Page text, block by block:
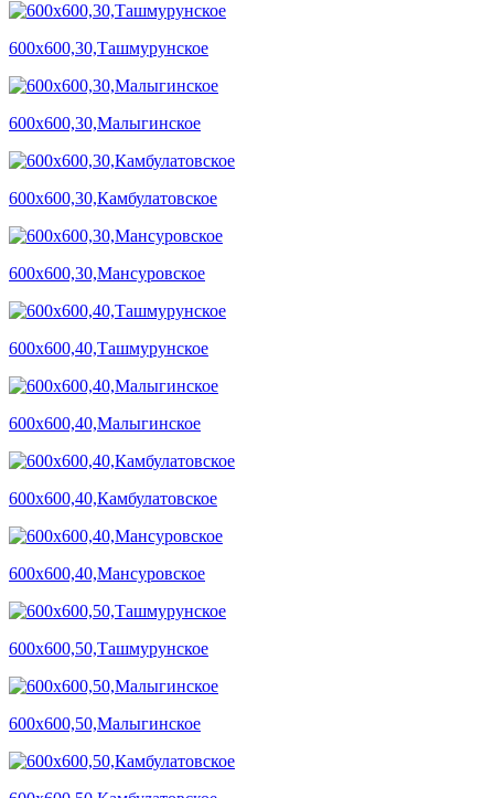
600х600,30,Ташмурунское
600х600,30,Малыгинское
600х600,30,Камбулатовское
600х600,30,Мансуровское
600х600,40,Ташмурунское
600х600,40,Малыгинское
600х600,40,Камбулатовское
600х600,40,Мансуровское
600х600,50,Ташмурунское
600х600,50,Малыгинское